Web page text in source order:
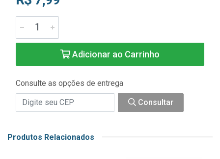
Adicionar ao Carrinho
Consulte as opções de entrega
Consultar
Produtos Relacionados